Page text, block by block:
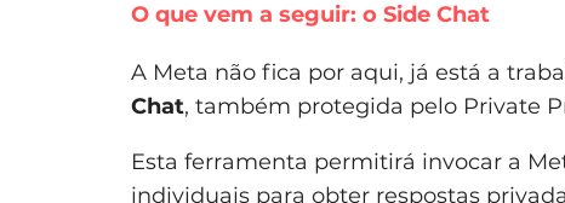
O que vem a seguir: o Side Chat
A Meta não fica por aqui, já está a
Chat, também protegida pelo Private
Esta ferramenta permitirá invocar a
individuais para obter respostas